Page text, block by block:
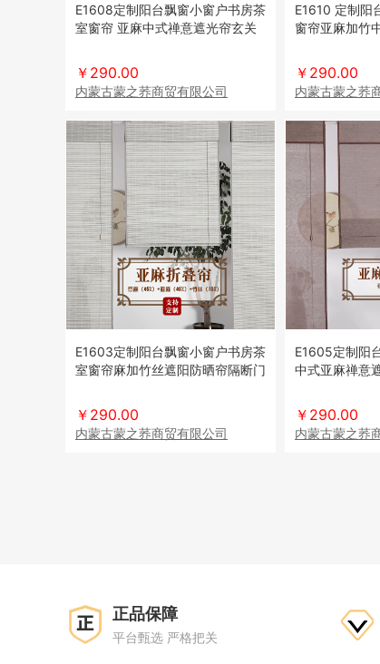
E1608定制阳台飘窗小窗户书房茶
室窗帘 亚麻中式禅意遮光帘玄关
￥290.00
内蒙古蒙之荞商贸有限公司
E1610 定制阳
窗帘亚麻加竹
￥290.00
内蒙古蒙之荞
E1603定制阳台飘窗小窗户书房茶
室窗帘麻加竹丝遮阳防晒帘隔断门
￥290.00
内蒙古蒙之荞商贸有限公司
E1605定制阳
中式亚麻禅意
￥290.00
内蒙古蒙之荞
正品保障
平台甄选 严格把关